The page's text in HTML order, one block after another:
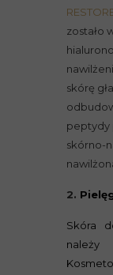
zostało
skórę
peptydy
skórno-
2.
Skóra